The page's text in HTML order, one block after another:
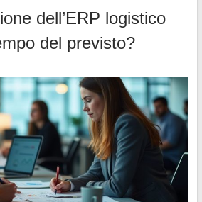
dell’ERP logistico
del previsto?